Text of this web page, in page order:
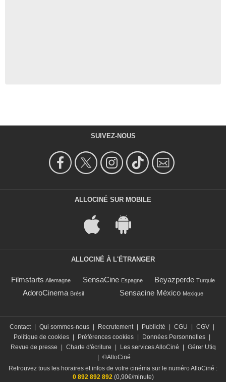
SUIVEZ-NOUS
ALLOCINÉ SUR MOBILE
ALLOCINÉ À L'ÉTRANGER
Filmstarts Allemagne SensaCine Espagne Beyazperde Turquie
AdoroCinema Brésil Sensacine México Mexique
Contact Qui sommes-nous Recrutement Publicité CGU CGV
Politique de cookies
Préférences cookies Données Personnelles
Revue de presse
Charte d'écriture Les services AlloCiné
Gérer Utiq
©AlloCiné
Retrouvez tous les horaires et infos de votre cinéma sur le numéro AlloCiné :
0 892 892 892(0,90€/minute)